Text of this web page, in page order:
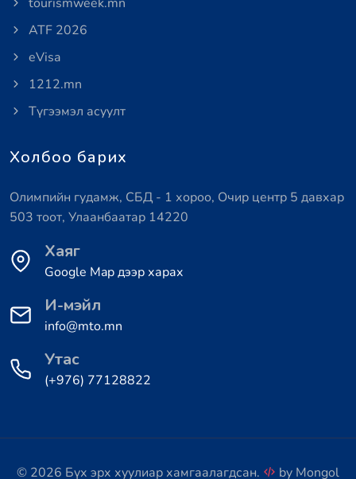
ATF 2026
eVisa
1212.mn
Түгээмэл асуулт
Холбоо барих
Олимпийн гудамж, СБД - 1 хороо, Очир центр 5 давхар
503 тоот, Улаанбаатар 14220
Хаяг
Google Map дээр харах
И-мэйл
info@mto.mn
Утас
(+976) 77128822
© 2026 Бүх эрх хуулиар хамгаалагдсан. by Mongol